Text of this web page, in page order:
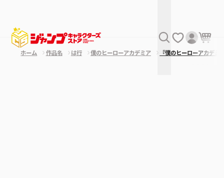
ホーム 作品名 は行 僕のヒーローアカデミア 『僕のヒーローアカデ